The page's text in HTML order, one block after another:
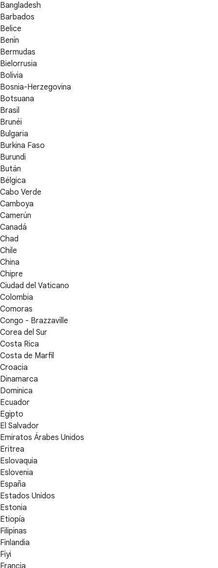
Bangladesh
Barbados
Belice
Benín
Bermudas
Bielorrusia
Bolivia
Bosnia-Herzegovina
Botsuana
Brasil
Brunéi
Bulgaria
Burkina Faso
Burundi
Bután
Bélgica
Cabo Verde
Camboya
Camerún
Canadá
Chad
Chile
China
Chipre
Ciudad del Vaticano
Colombia
Comoras
Congo - Brazzaville
Corea del Sur
Costa Rica
Costa de Marfil
Croacia
Dinamarca
Dominica
Ecuador
Egipto
El Salvador
Emiratos Árabes Unidos
Eritrea
Eslovaquia
Eslovenia
España
Estados Unidos
Estonia
Etiopía
Filipinas
Finlandia
Fiyi